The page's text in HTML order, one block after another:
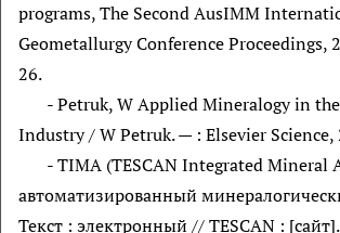
programs, The Second AusIMM
Geometallurgy Conference Proceedings,
26.
- Petruk, W Applied Mineralogy in
Industry / W Petruk. — : Elsevier
- TIMA (TESCAN Integrated Mineral
автоматизированный
Текст : электронный // TESCAN :